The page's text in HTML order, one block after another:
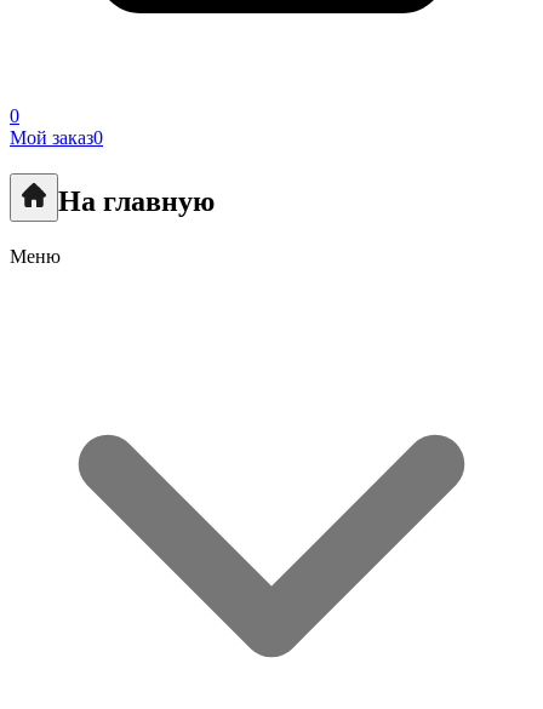
0
Мой заказ0
На главную
Меню